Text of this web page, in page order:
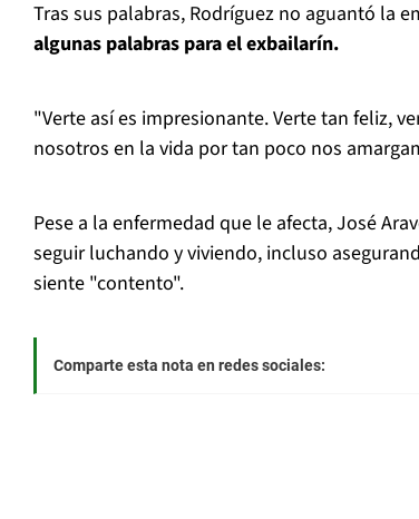
Tras sus palabras, Rodríguez no aguantó la
algunas palabras para el exbailarín.
"Verte así es impresionante. Verte tan feliz,
nosotros en la vida por tan poco nos
Pese a la enfermedad que le afecta, José
seguir luchando y viviendo, incluso
siente "contento".
Comparte esta nota en redes sociales: